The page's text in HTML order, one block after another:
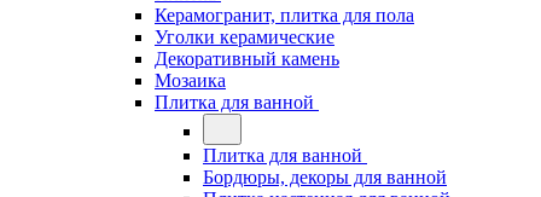
Керамогранит, плитка для пола
Уголки керамические
Декоративный камень
Мозаика
Плитка для ванной
Плитка для ванной
Бордюры, декоры для ванной